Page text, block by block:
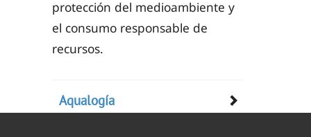
protección del medioambiente y
el consumo responsable de
recursos.
Aqualogía